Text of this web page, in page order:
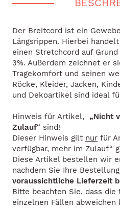
Der Breitcord ist ein
Längsrippen. Hierbei
einen Stretchcord auf
3%. Außerdem zeichnet er
Tragekomfort und seinen
Röcke, Kleider, Jacken,
und Dekoartikel sind ideal
Hinweis für Artikel, „Nicht
Zulauf“ sind!
Dieser Hinweis gilt nur für
verfügbar, mehr im Zulauf“
Diese Artikel bestellen wir
nachdem Sie Ihre
voraussichtliche Lieferzeit
Bitte beachten Sie, dass
einzelnen Fällen abweichen